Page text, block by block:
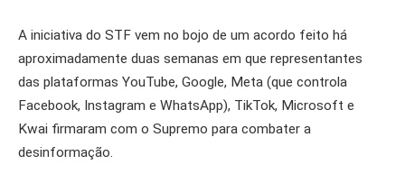
A iniciativa do STF vem no bojo de um acordo feito há
aproximadamente duas semanas em que representantes
das plataformas YouTube, Google, Meta (que controla
Facebook, Instagram e WhatsApp), TikTok, Microsoft e
Kwai firmaram com o Supremo para combater a
desinformação.